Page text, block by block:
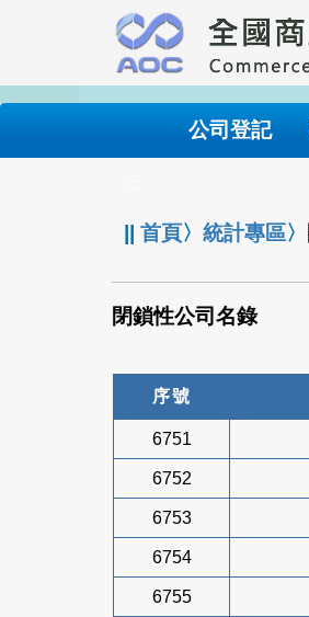
要
內
公司登記
||首頁〉統計專區〉
閉鎖性公司名錄
序號
6751
6752
6753
6754
6755